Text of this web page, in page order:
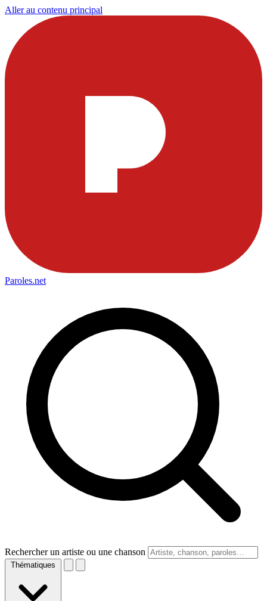
Aller au contenu principal
Paroles.net
Rechercher un artiste ou une chanson
Thématiques